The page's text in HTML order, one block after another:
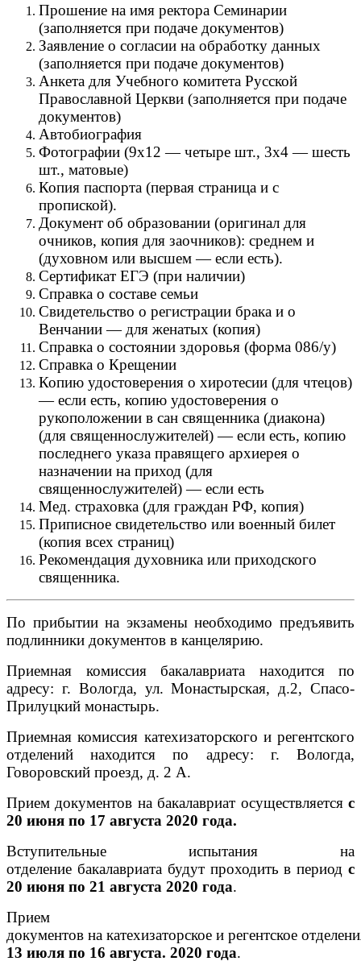
Прошение на имя ректора Семинарии
(заполняется при подаче документов)
Заявление о согласии на обработку данных
(заполняется при подаче документов)
Анкета для Учебного комитета Русской
Православной Церкви (заполняется при подаче
документов)
Автобиография
Фотографии (9х12 — четыре шт., 3х4 — шесть
шт., матовые)
Копия паспорта (первая страница и с
пропиской).
Документ об образовании (оригинал для
очников, копия для заочников): среднем и
(духовном или высшем — если есть).
Сертификат ЕГЭ (при наличии)
Справка о составе семьи
Свидетельство о регистрации брака и о
Венчании — для женатых (копия)
Справка о состоянии здоровья (форма 086/у)
Справка о Крещении
Копию удостоверения о хиротесии (для чтецов)
— если есть, копию удостоверения о
рукоположении в сан священника (диакона)
(для священнослужителей) — если есть, копию
последнего указа правящего архиерея о
назначении на приход (для
священнослужителей) — если есть
Мед. страховка (для граждан РФ, копия)
Приписное свидетельство или военный билет
(копия всех страниц)
Рекомендация духовника или приходского
священника.
По прибытии на экзамены необходимо предъявить
подлинники документов в канцелярию.
Приемная комиссия бакалавриата находится по
адресу: г. Вологда, ул. Монастырская, д.2, Спасо-
Прилуцкий монастырь.
Приемная комиссия катехизаторского и регентского
отделений находится по адресу: г. Вологда,
Говоровский проезд, д. 2 А.
Прием документов на бакалавриат осуществляется с
20 июня по 17 августа 2020 года.
Вступительные испытания на
отделение бакалавриата будут проходить в период с
20 июня по 21 августа 2020 года.
Прием
документов на катехизаторское и регентское
13 июля по 16 августа. 2020 года.